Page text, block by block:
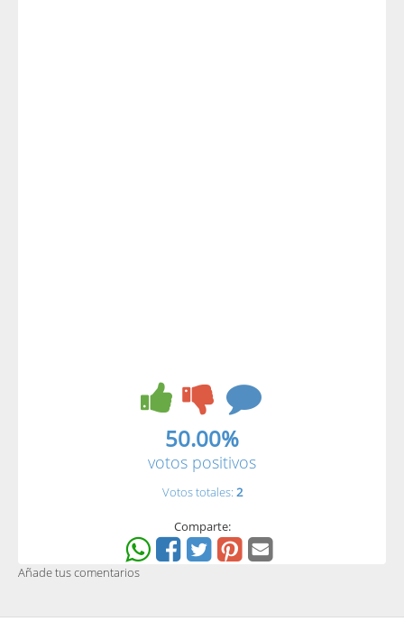
50.00%
votos positivos
Votos totales: 2
Comparte:
Añade tus comentarios